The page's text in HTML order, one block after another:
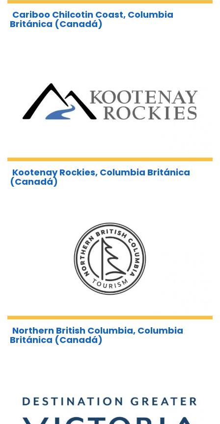
Cariboo Chilcotin Coast, Columbia
Británica (Canadá)
Kootenay Rockies, Columbia Británica
(Canadá)
Northern British Columbia, Columbia
Británica (Canadá)